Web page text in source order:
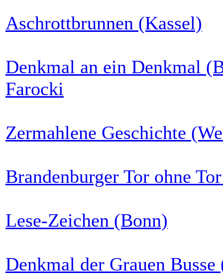
Aschrottbrunnen (Kassel)
Denkmal an ein Denkmal
Farocki
Zermahlene Geschichte
Brandenburger Tor ohne
Lese-Zeichen (Bonn)
Denkmal der Grauen